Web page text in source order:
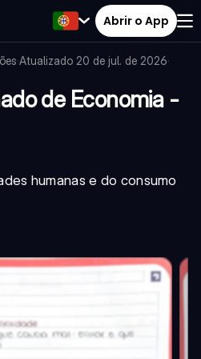
Abrir o App
·Atualizado 20 de jul. de 2026·
de Economia -
humanas e do consumo